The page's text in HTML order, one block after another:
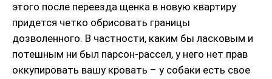
этого после переезда щенка в новую квартиру
придется четко обрисовать границы
дозволенного. В частности, каким бы ласковым и
потешным ни был парсон-рассел, у него нет прав
оккупировать вашу кровать – у собаки есть свое